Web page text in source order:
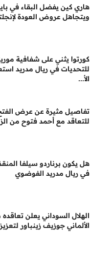
هاري كين يفضل البقاء في
ويتجاهل عروض العودة
كورتوا يثني على شفافية
للتحديات في ريال مدريد
الأ...
تفاصيل مثيرة عن عرض
للتعاقد مع أحمد فتوح من
هل يكون برناردو سيلفا
في ريال مدريد الفوضوي
الهلال السوداني يعلن
الألماني جوزيف زينباور